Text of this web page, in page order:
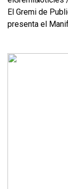
El Gremi de
presenta el